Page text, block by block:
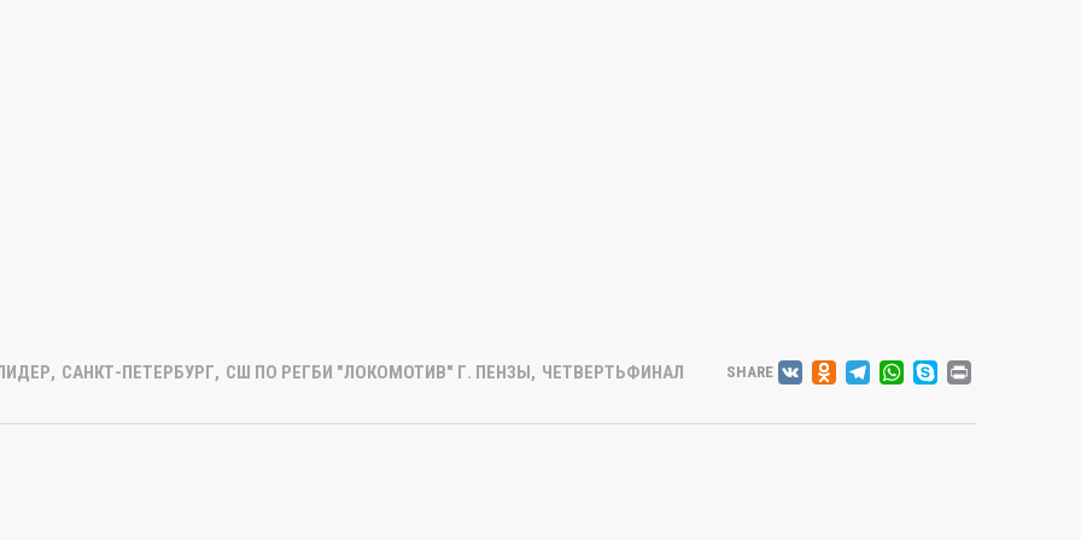
, САНКТ-ПЕТЕРБУРГ, СШ ПО РЕГБИ "ЛОКОМОТИВ" Г. ПЕНЗЫ , ЧЕТВЕРТЬФИНАЛ SHARE VK TELEGRAM
SKYPE